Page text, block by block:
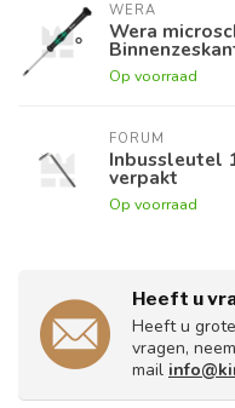
WERA
Wera
Op voorraad
FORUM
Inbussleutel
verpakt
Op voorraad
Heeft u
Heeft u
vragen,
mail